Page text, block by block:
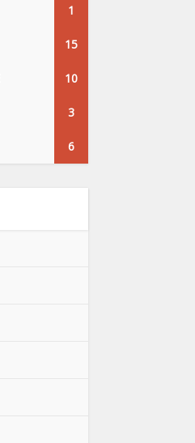
1
15
10
3
6